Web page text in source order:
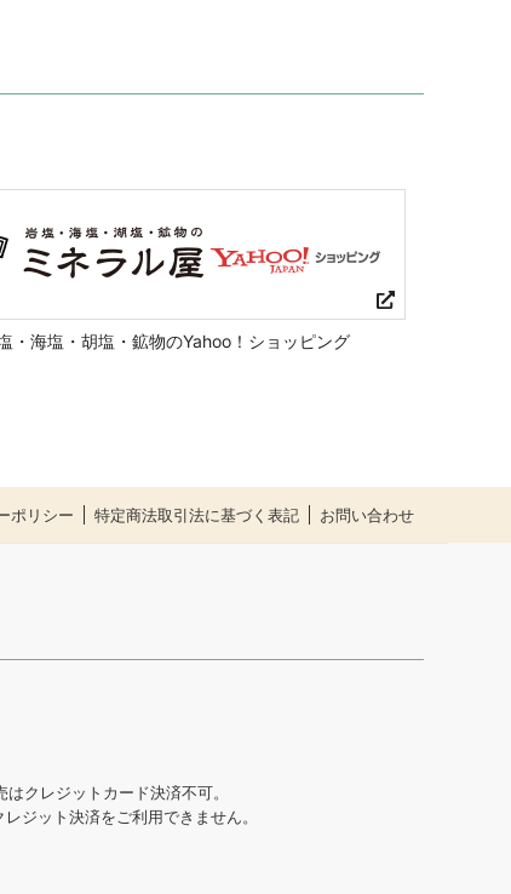
・海塩・胡塩・鉱物のYahoo！ショッピング
ポリシー 特定商法取引法に基づく表記 お問い合わせ
クレジットカード決済不可。
ジット決済をご利用できません。